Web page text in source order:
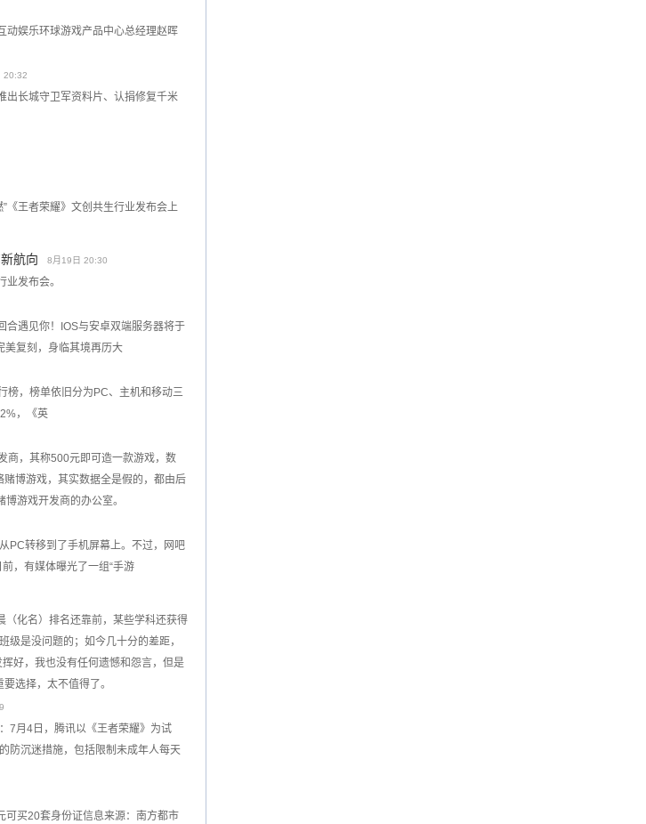
动娱乐环球游戏产品中心总经理赵晖
20:32
出长城守卫军资料片、认捐修复千米
《王者荣耀》文创共生行业发布会上
航向 8月19日 20:30
发布会。
遇见你！IOS与安卓双端服务器将于
复刻，身临其境再历大
榜，榜单依旧分为PC、主机和移动三
，《英
商，其称500元即可造一款游戏，数
博游戏，其实数据全是假的，都由后
游戏开发商的办公室。
转移到了手机屏幕上。不过，网吧
，有媒体曝光了一组“手游
（化名）排名还靠前，某些学科还获得
是没问题的；如今几十分的差距，
好，我也没有任何遗憾和怨言，但是
选择，太不值得了。
7月4日，腾讯以《王者荣耀》为试
防沉迷措施，包括限制未成年人每天
可买20套身份证信息来源：南方都市